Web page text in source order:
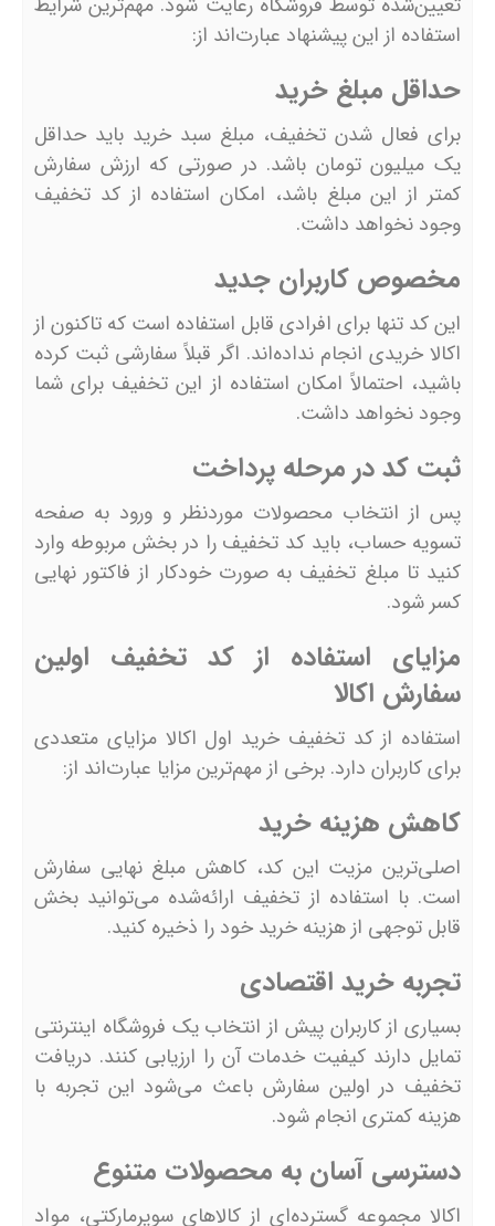
استفاده از این پیشنهاد عبارت‌اند از:
حداقل مبلغ خرید
برای فعال شدن تخفیف، مبلغ سبد خرید باید حداقل
یک میلیون تومان باشد. در صورتی که ارزش سفارش
کمتر از این مبلغ باشد، امکان استفاده از کد تخفیف
وجود نخواهد داشت.
مخصوص کاربران جدید
این کد تنها برای افرادی قابل استفاده است که تاکنون از
اکالا خریدی انجام نداده‌اند. اگر قبلاً سفارشی ثبت کرده
باشید، احتمالاً امکان استفاده از این تخفیف برای شما
وجود نخواهد داشت.
ثبت کد در مرحله پرداخت
پس از انتخاب محصولات موردنظر و ورود به صفحه
تسویه حساب، باید کد تخفیف را در بخش مربوطه وارد
کنید تا مبلغ تخفیف به صورت خودکار از فاکتور نهایی
کسر شود.
مزایای استفاده از کد تخفیف اولین
سفارش اکالا
استفاده از کد تخفیف خرید اول اکالا مزایای متعددی
برای کاربران دارد. برخی از مهم‌ترین مزایا عبارت‌اند از:
کاهش هزینه خرید
اصلی‌ترین مزیت این کد، کاهش مبلغ نهایی سفارش
است. با استفاده از تخفیف ارائه‌شده می‌توانید بخش
قابل توجهی از هزینه خرید خود را ذخیره کنید.
تجربه خرید اقتصادی
بسیاری از کاربران پیش از انتخاب یک فروشگاه اینترنتی
تمایل دارند کیفیت خدمات آن را ارزیابی کنند. دریافت
تخفیف در اولین سفارش باعث می‌شود این تجربه با
هزینه کمتری انجام شود.
دسترسی آسان به محصولات متنوع
اکالا مجموعه گسترده‌ای از کالاهای سوپرمارکتی، مواد